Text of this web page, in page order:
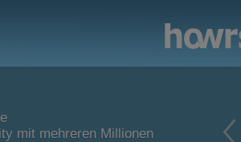
mit mehreren Millionen